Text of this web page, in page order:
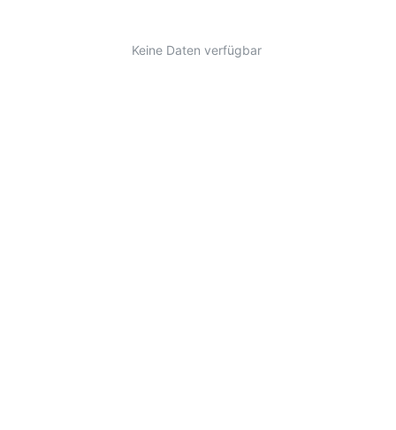
Keine Daten verfügbar